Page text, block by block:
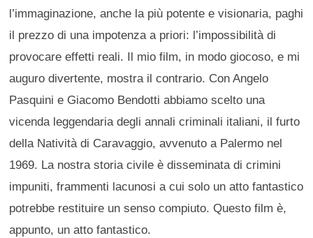
l’immaginazione, anche la più potente e visionaria, paghi
il prezzo di una impotenza a priori: l’impossibilità di
provocare effetti reali. Il mio film, in modo giocoso, e mi
auguro divertente, mostra il contrario. Con Angelo
Pasquini e Giacomo Bendotti abbiamo scelto una
vicenda leggendaria degli annali criminali italiani, il furto
della Natività di Caravaggio, avvenuto a Palermo nel
1969. La nostra storia civile è disseminata di crimini
impuniti, frammenti lacunosi a cui solo un atto fantastico
potrebbe restituire un senso compiuto. Questo film è,
appunto, un atto fantastico.